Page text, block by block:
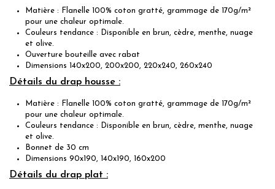
Matière : Flanelle 100% coton gratté, grammage de 170g/m²
pour une chaleur optimale.
Couleurs tendance : Disponible en brun, cèdre, menthe, nuage
et olive.
Ouverture bouteille avec rabat
Dimensions 140x200, 200x200, 220x240, 260x240
Détails du drap housse :
Matière : Flanelle 100% coton gratté, grammage de 170g/m²
pour une chaleur optimale.
Couleurs tendance : Disponible en brun, cèdre, menthe, nuage
et olive.
Bonnet de 30 cm
Dimensions 90x190, 140x190, 160x200
Détails du drap plat :